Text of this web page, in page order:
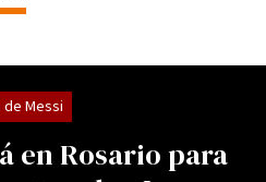
en Rosario para
de Messi